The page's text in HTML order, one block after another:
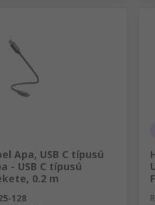
Apa, USB C típusú
- USB C típusú
0.2 m
128